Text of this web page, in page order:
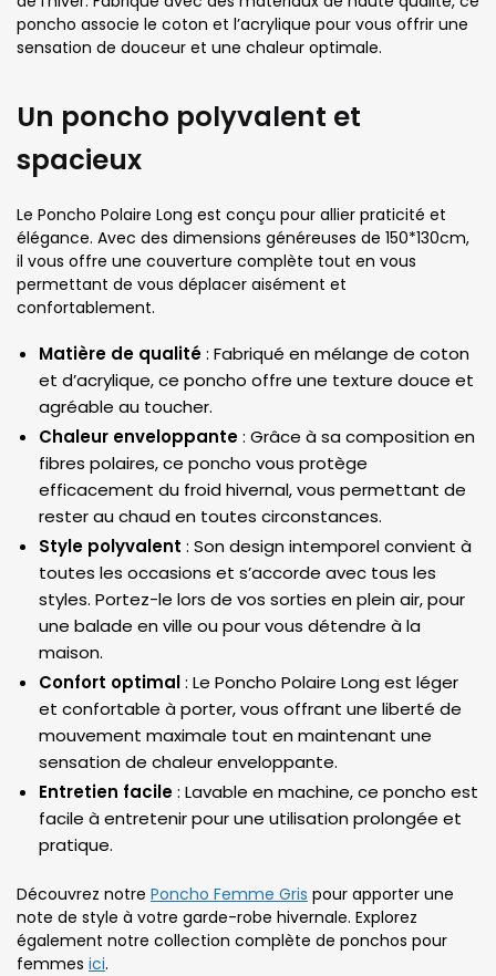
poncho associe le coton et l’acrylique pour vous offrir une
sensation de douceur et une chaleur optimale.
Un poncho polyvalent et
spacieux
Le Poncho Polaire Long est conçu pour allier praticité et
élégance. Avec des dimensions généreuses de 150*130cm,
il vous offre une couverture complète tout en vous
permettant de vous déplacer aisément et
confortablement.
Matière de qualité: Fabriqué en mélange de coton
et d’acrylique, ce poncho offre une texture douce et
agréable au toucher.
Chaleur enveloppante: Grâce à sa composition en
fibres polaires, ce poncho vous protège
efficacement du froid hivernal, vous permettant de
rester au chaud en toutes circonstances.
Style polyvalent : Son design intemporel convient à
toutes les occasions et s’accorde avec tous les
styles. Portez-le lors de vos sorties en plein air, pour
une balade en ville ou pour vous détendre à la
maison.
Confort optimal: Le Poncho Polaire Long est léger
et confortable à porter, vous offrant une liberté de
mouvement maximale tout en maintenant une
sensation de chaleur enveloppante.
Entretien facile: Lavable en machine, ce poncho est
facile à entretenir pour une utilisation prolongée et
pratique.
Découvrez notre Poncho Femme Gris pour apporter une
note de style à votre garde-robe hivernale. Explorez
également notre collection complète de ponchos pour
femmes ici.